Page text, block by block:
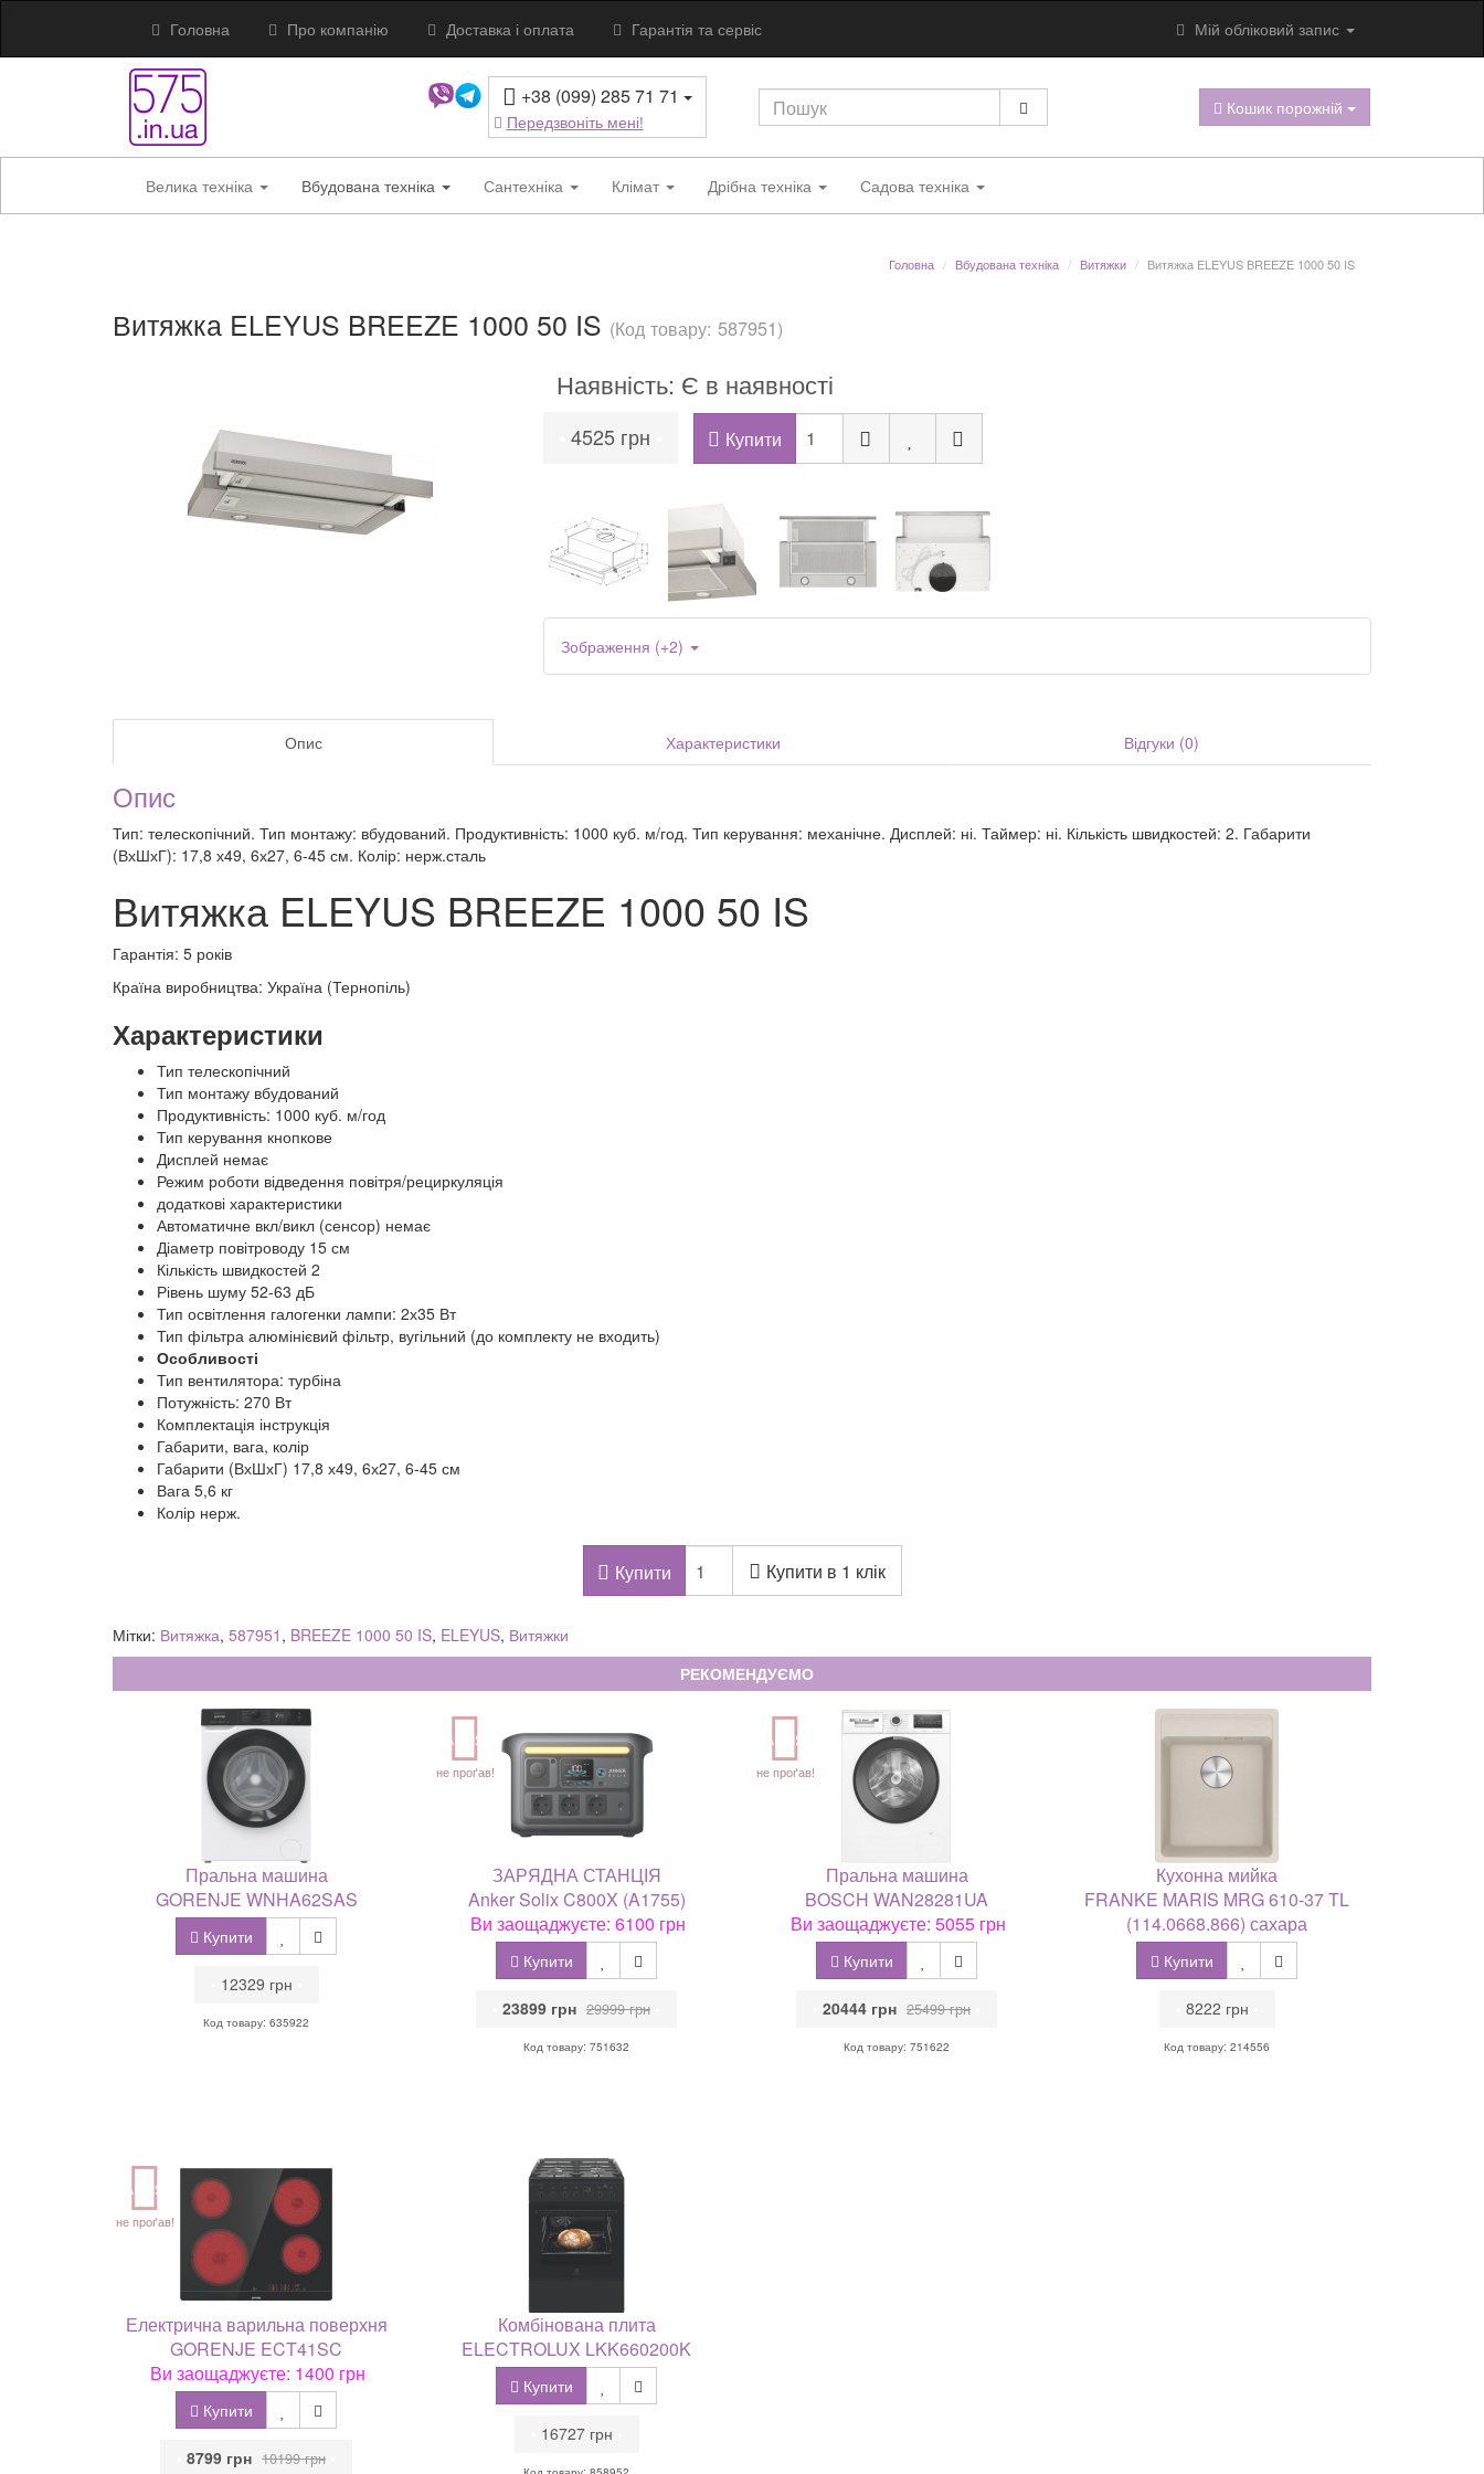
Головна Про компанію Доставка і оплата Гарантія та сервіс Мій обліковий запис
+38 (099) 285 71 71
Передзвоніть мені!
Кошик порожній
Велика техніка Вбудована техніка Сантехніка Клімат Дрібна техніка Садова техніка
Головна Вбудована техніка Витяжки Витяжка ELEYUS BREEZE 1000 50 IS
Витяжка ELEYUS BREEZE 1000 50 IS (Код товару: 587951)
Наявність: Є в наявності
4525 грн Купити
Зображення (+2)
Опис Характеристики Відгуки (0)
Опис
Тип: телескопічний. Тип монтажу: вбудований. Продуктивність: 1000 куб. м/год. Тип керування: механічне. Дисплей: ні. Таймер: ні. Кількість швидкостей: 2. Габарити
(ВхШхГ): 17,8 х49, 6х27, 6-45 см. Колір: нерж.сталь
Витяжка ELEYUS BREEZE 1000 50 IS
Гарантія: 5 років
Країна виробництва: Україна (Тернопіль)
Характеристики
Тип телескопічний
Тип монтажу вбудований
Продуктивність: 1000 куб. м/год
Тип керування кнопкове
Дисплей немає
Режим роботи відведення повітря/рециркуляція
додаткові характеристики
Автоматичне вкл/викл (сенсор) немає
Діаметр повітроводу 15 см
Кількість швидкостей 2
Рівень шуму 52-63 дБ
Тип освітлення галогенки лампи: 2х35 Вт
Тип фільтра алюмінієвий фільтр, вугільний (до комплекту не входить)
Особливості
Тип вентилятора: турбіна
Потужність: 270 Вт
Комплектація інструкція
Габарити, вага, колір
Габарити (ВхШхГ) 17,8 х49, 6х27, 6-45 см
Вага 5,6 кг
Колір нерж.
Купити Купити в 1 клік
Мітки: Витяжка, 587951 , BREEZE 1000 50 IS, ELEYUS, Витяжки
РЕКОМЕНДУЄМО
Пральна машина
GORENJE WNHA62SAS
Купити
12329 грн
Код товару: 635922
АКЦІЯ
не проґав!
ЗАРЯДНА СТАНЦІЯ
Anker Solix C800X (A1755)
Ви заощаджуєте: 6100 грн
Купити
23899 грн 29999 грн
Код товару: 751632
АКЦІЯ
не проґав!
Пральна машина
BOSCH WAN28281UA
Ви заощаджуєте: 5055 грн
Купити
20444 грн 25499 грн
Код товару: 751622
Кухонна мийка
FRANKE MARIS MRG 610-37 TL
(114.0668.866) сахара
Купити
8222 грн
Код товару: 214556
АКЦІЯ
не проґав!
Електрична варильна поверхня
GORENJE ECT41SC
Ви заощаджуєте: 1400 грн
Купити
8799 грн 10199 грн
Комбінована плита
ELECTROLUX LKK660200K
Купити
16727 грн